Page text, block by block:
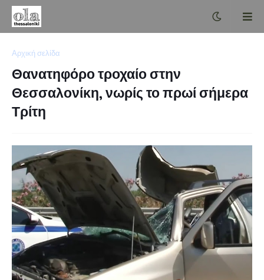
Αρχική σελίδα
Θανατηφόρο τροχαίο στην
Θεσσαλονίκη, νωρίς το πρωί σήμερα
Τρίτη